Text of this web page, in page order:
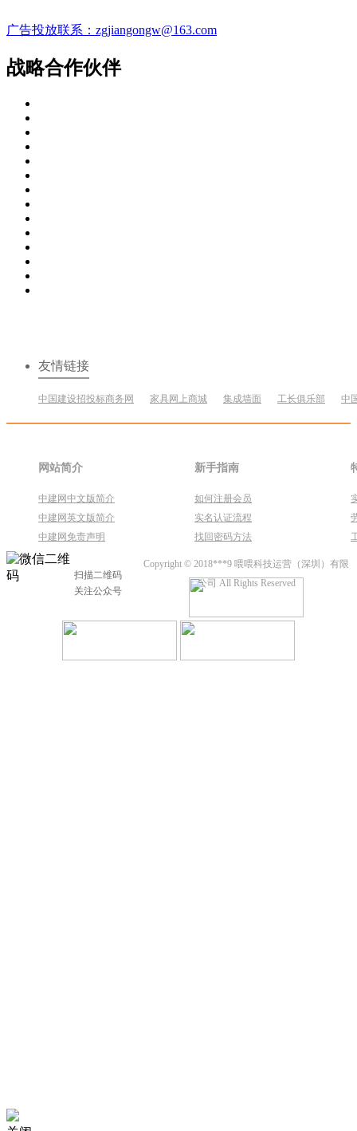
广告投放联系：zgjiangongw@163.com
战略合作伙伴
友情链接
中国建设招投标商务网 家具网上商城 集成墙面 工长俱乐部 中
网站简介
中建网中文版简介
中建网英文版简介
中建网免责声明
新手指南
如何注册会员
实名认证流程
找回密码方法
扫描二维码
关注公众号
Copyright © 2018***9 喂喂科技运营（深圳）有限
公司 All Rights Reserved